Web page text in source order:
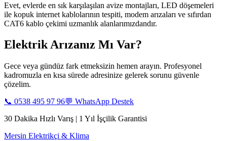
Evet, evlerde en sık karşılaşılan avize montajları, LED döşemeleri
ile kopuk internet kablolarının tespiti, modem arızaları ve sıfırdan
CAT6 kablo çekimi uzmanlık alanlarımızdandır.
Elektrik Arızanız Mı Var?
Gece veya gündüz fark etmeksizin hemen arayın. Profesyonel
kadromuzla en kısa sürede adresinize gelerek sorunu güvenle
çözelim.
📞 0538 495 97 96💬 WhatsApp Destek
30 Dakika Hızlı Varış | 1 Yıl İşçilik Garantisi
Mersin Elektrikçi & Klima